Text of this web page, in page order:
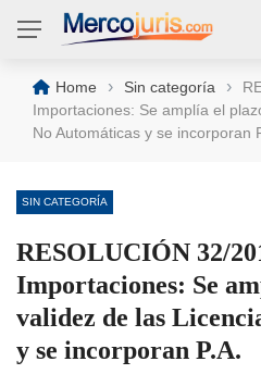
Home › Sin categoría ›
Importaciones: Se amplía el
No Automáticas y se incorporan
SIN CATEGORÍA
RESOLUCIÓN 32/
Importaciones: Se
validez de las
y se incorporan P.A.